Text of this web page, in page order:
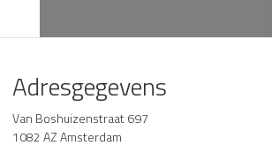
Adresgegevens
Van Boshuizenstraat 697
1082 AZ Amsterdam